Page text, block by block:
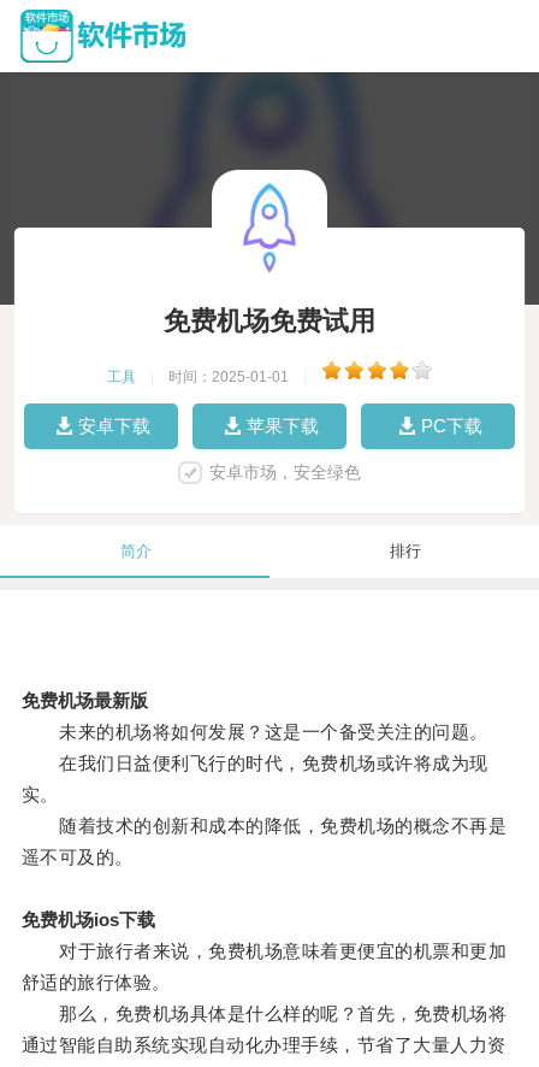
免费机场免费试用
工具 时间：2025-01-01
安卓下载 苹果下载 PC下载
安卓市场，安全绿色
简介 排行
免费机场最新版
未来的机场将如何发展？这是一个备受关注的问题。
在我们日益便利飞行的时代，免费机场或许将成为现
实。
随着技术的创新和成本的降低，免费机场的概念不再是
遥不可及的。
免费机场ios下载
对于旅行者来说，免费机场意味着更便宜的机票和更加
舒适的旅行体验。
那么，免费机场具体是什么样的呢？首先，免费机场将
通过智能自助系统实现自动化办理手续，节省了大量人力资